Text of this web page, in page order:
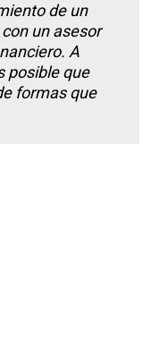
de un
un asesor
A
posible que
formas que